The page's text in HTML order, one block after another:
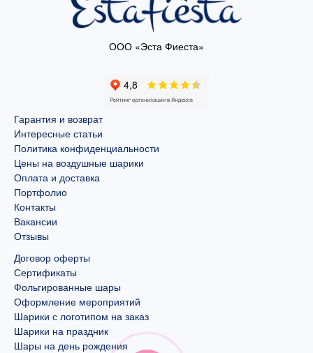
ООО «Эста Фиеста»
Гарантия и возврат
Интересные статьи
Политика конфиденциальности
Цены на воздушные шарики
Оплата и доставка
Портфолио
Контакты
Вакансии
Отзывы
Договор оферты
Сертификаты
Фольгированные шары
Оформление мероприятий
Шарики с логотипом на заказ
Шарики на праздник
Шары на день рождения